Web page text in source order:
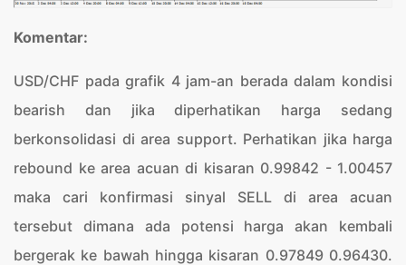
Komentar:
USD/CHF pada grafik 4 jam-an berada dalam kondisi
bearish dan jika diperhatikan harga sedang
berkonsolidasi di area support. Perhatikan jika harga
rebound ke area acuan di kisaran 0.99842 - 1.00457
maka cari konfirmasi sinyal SELL di area acuan
tersebut dimana ada potensi harga akan kembali
bergerak ke bawah hingga kisaran 0.97849 0.96430.